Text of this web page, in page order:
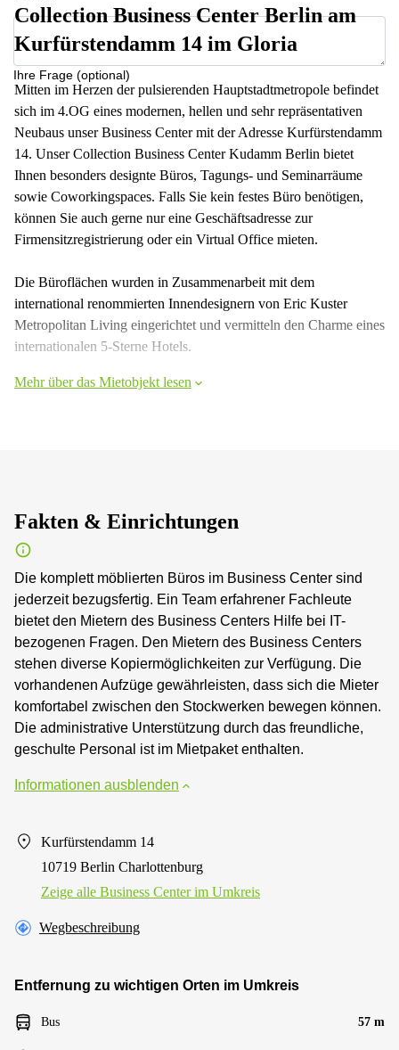
Ihre Frage (optional)
Collection Business Center Berlin am
Kurfürstendamm 14 im Gloria
Mitten im Herzen der pulsierenden Hauptstadtmetropole befindet
sich im 4.OG eines modernen, hellen und sehr repräsentativen
Neubaus unser Business Center mit der Adresse Kurfürstendamm
14. Unser Collection Business Center Kudamm Berlin bietet
Ihnen besonders designte Büros, Tagungs- und Seminarräume
sowie Coworking­spaces. Falls Sie kein festes Büro benötigen,
können Sie auch gerne nur eine Geschäftsadresse zur
Firmensitzregistrierung oder ein Virtual Office mieten.
Die Büroflächen wurden in Zusammenarbeit mit dem
international renommierten Innendesignern von Eric Kuster
Metropolitan Living eingerichtet und vermitteln den Charme eines
internationalen 5-Sterne Hotels.
Mehr über das Mietobjekt lesen
Fakten & Einrichtungen
Die komplett möblierten Büros im Business Center sind
jederzeit bezugsfertig. Ein Team erfahrener Fachleute
bietet den Mietern des Business Centers Hilfe bei IT-
bezogenen Fragen. Den Mietern des Business Centers
stehen diverse Kopiermöglichkeiten zur Verfügung. Die
vorhandenen Aufzüge gewährleisten, dass sich die Mieter
komfortabel zwischen den Stockwerken bewegen können.
Die administrative Unterstützung durch das freundliche,
geschulte Personal ist im Mietpaket enthalten.
Informationen ausblenden
Kurfürstendamm 14
10719 Berlin Charlottenburg
Zeige alle Business Center im Umkreis
Wegbeschreibung
Entfernung zu wichtigen Orten im Umkreis
Bus 57 m